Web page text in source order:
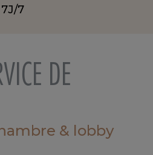
7
DE
& lobby